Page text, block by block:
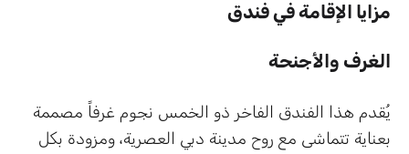
مزايا الإقامة في فندق
الغرف والأجنحة
يُقدم هذا الفندق الفاخر ذو الخمس نجوم غرفاً مصممة
بعناية تتماشى مع روح مدينة دبي العصرية، ومزودة بكل